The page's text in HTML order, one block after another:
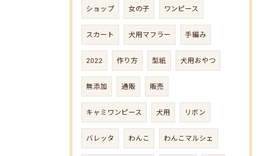
ショップ 女の子 ワンピース
スカート 犬用マフラー 手編み
2022 作り方 型紙 犬用おやつ
無添加 通販 販売
キャミワンピース 犬用 リボン
バレッタ わんこ わんこマルシェ